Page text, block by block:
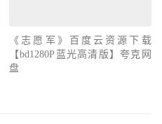
《志愿军》百度云资源下载
【bd1280P蓝光高清版】夸克网
盘